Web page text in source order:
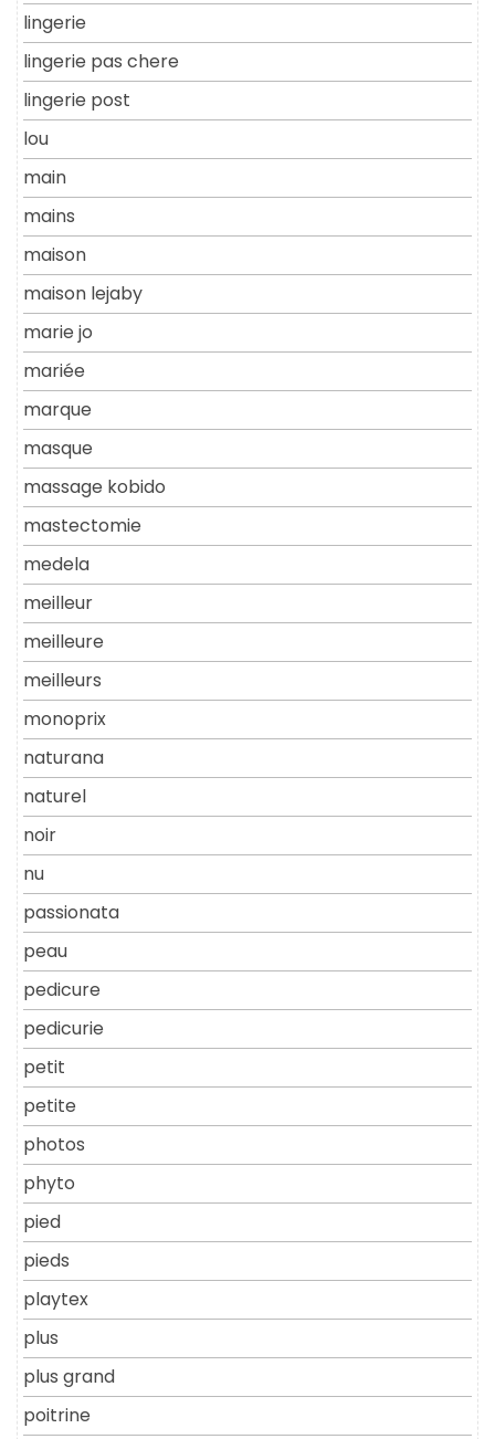
lingerie
lingerie pas chere
lingerie post
lou
main
mains
maison
maison lejaby
marie jo
mariée
marque
masque
massage kobido
mastectomie
medela
meilleur
meilleure
meilleurs
monoprix
naturana
naturel
noir
nu
passionata
peau
pedicure
pedicurie
petit
petite
photos
phyto
pied
pieds
playtex
plus
plus grand
poitrine